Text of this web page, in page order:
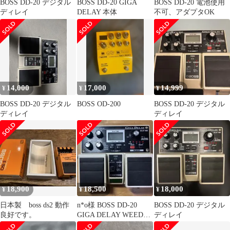
BOSS DD-20 デジタル
ディレイ
BOSS DD-20 GIGA
DELAY 本体
BOSS DD-20 電池使用
不可、アダプタOK
¥ 14,000
BOSS DD-20 デジタル
ディレイ
¥ 17,000
BOSS OD-200
¥14,999
BOSS DD-20 デジタル
ディレイ
¥18,900
日本製 boss ds2 動作
良好です。
¥18,500
n*o様 BOSS DD-20
GIGA DELAY WEED
MOD 希少
¥ 18,000
BOSS DD-20 デジタル
ディレイ